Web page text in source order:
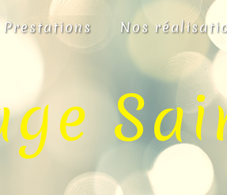
Prestations Nos